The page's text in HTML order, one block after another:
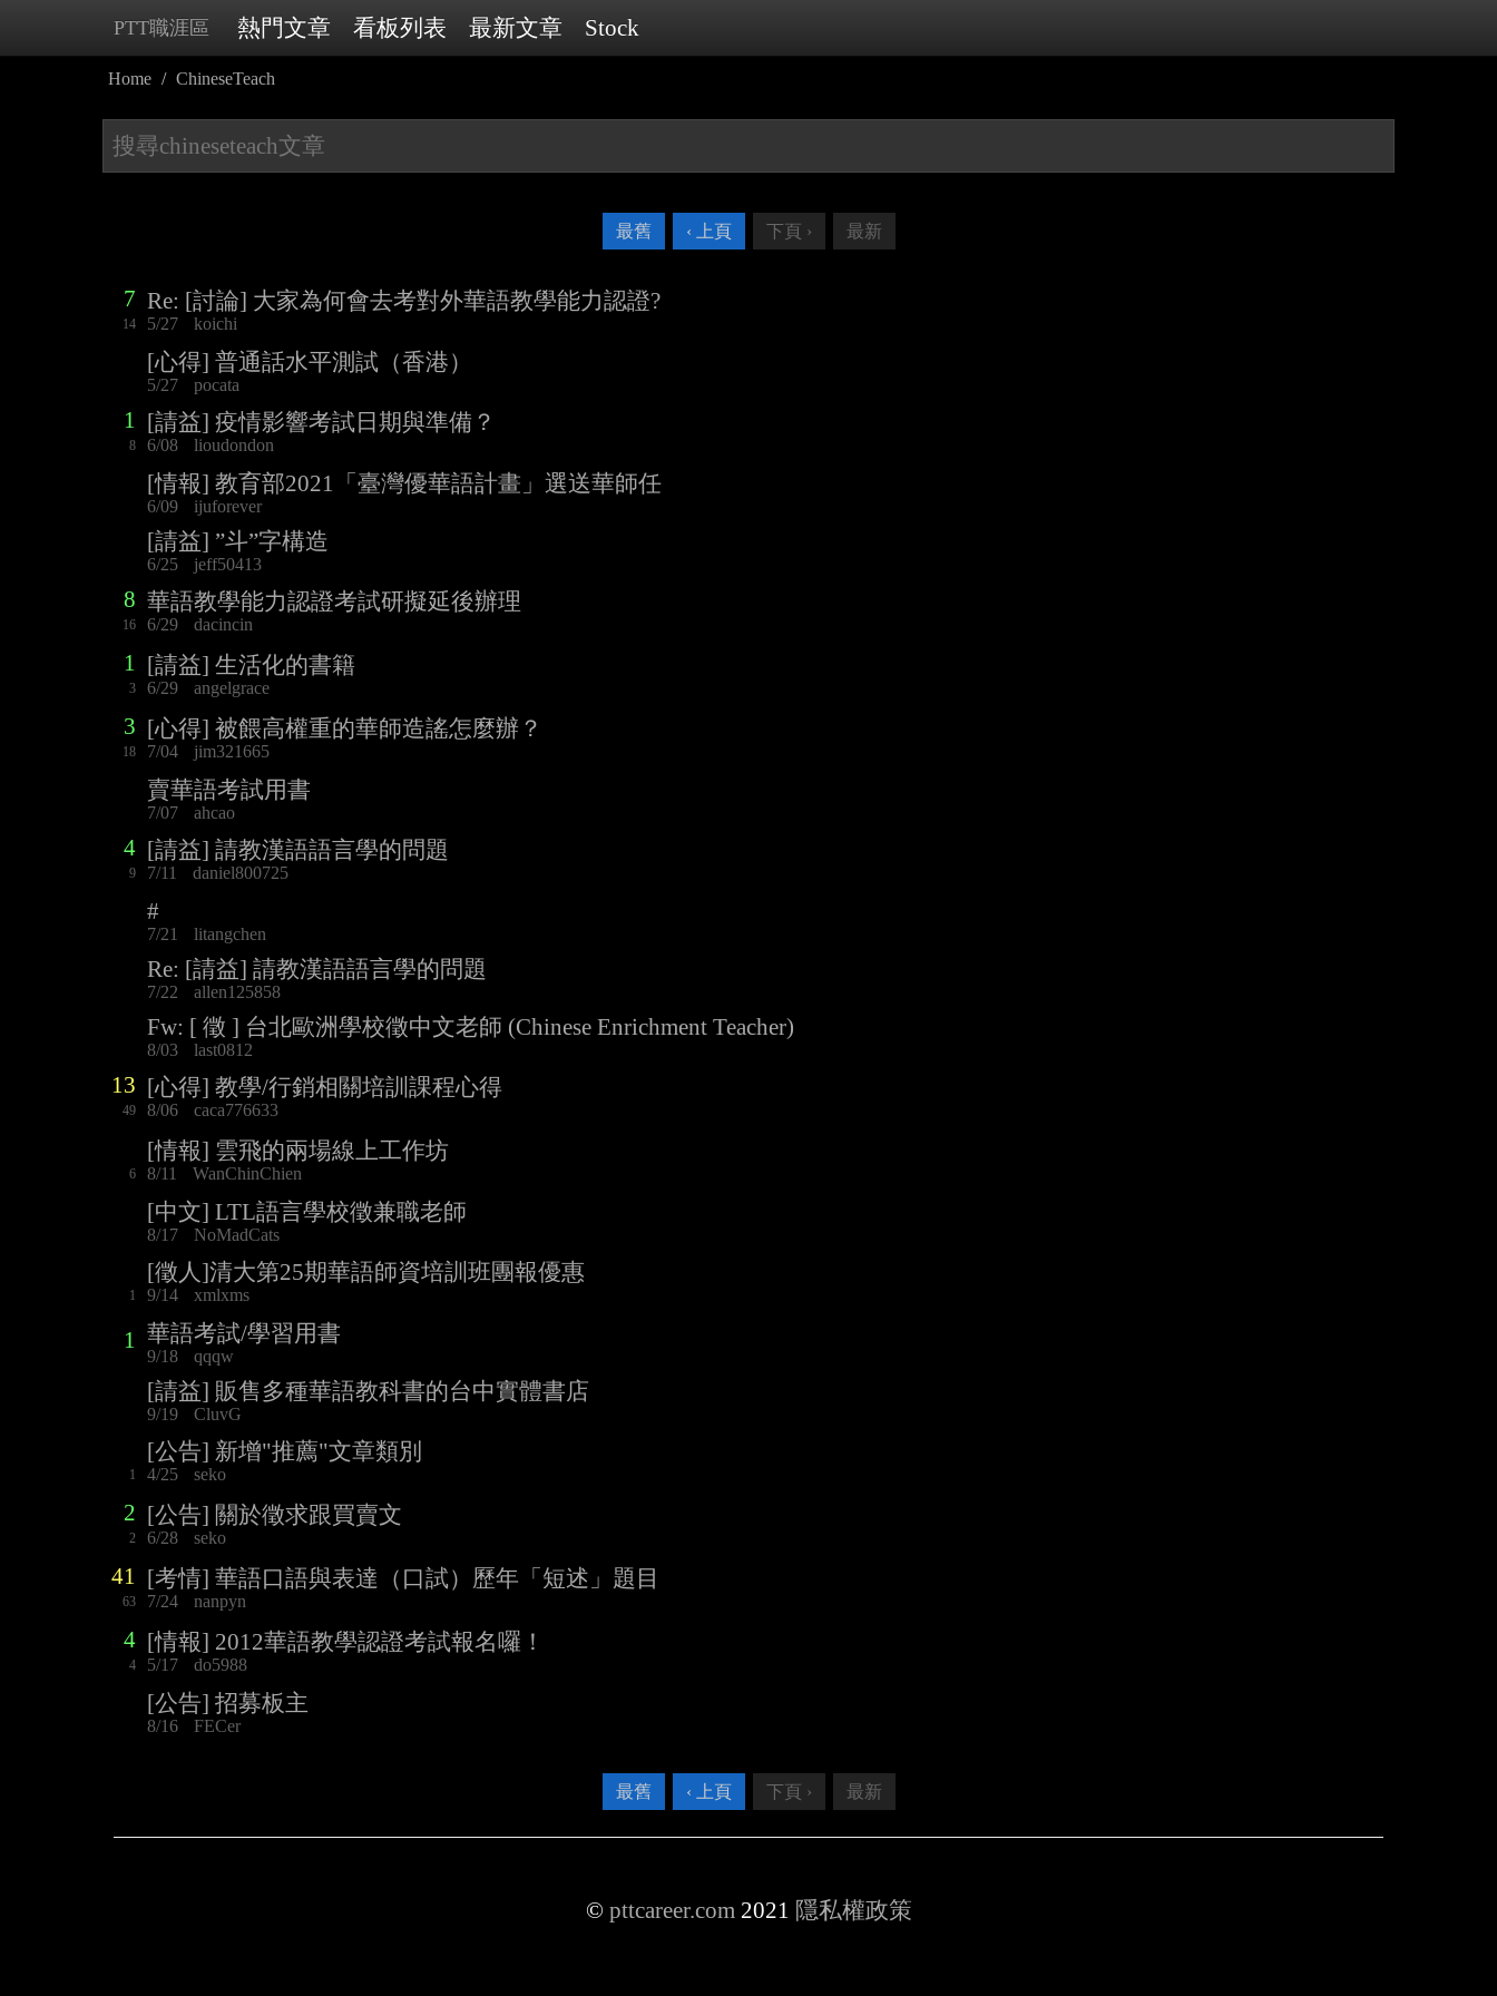
PTT職涯區 熱門文章 看板列表 最新文章 Stock
Home ChineseTeach
最舊 ‹ 上頁 下頁 › 最新
7
14
Re: [討論] 大家為何會去考對外華語教學能力認證?
5/27 koichi
[心得] 普通話水平測試（香港）
5/27 pocata
1
8
[請益] 疫情影響考試日期與準備？
6/08 lioudondon
[情報] 教育部2021「臺灣優華語計畫」選送華師任
6/09 ijuforever
[請益] ”斗”字構造
6/25 jeff50413
8
16
華語教學能力認證考試研擬延後辦理
6/29 dacincin
1
3
[請益] 生活化的書籍
6/29 angelgrace
3
18
[心得] 被餵高權重的華師造謠怎麼辦？
7/04 jim321665
賣華語考試用書
7/07 ahcao
4
9
[請益] 請教漢語語言學的問題
7/11 daniel800725
#
7/21 litangchen
Re: [請益] 請教漢語語言學的問題
7/22 allen125858
Fw: [ 徵 ] 台北歐洲學校徵中文老師 (Chinese Enrichment Teacher)
8/03 last0812
13
49
[心得] 教學/行銷相關培訓課程心得
8/06 caca776633
6
[情報] 雲飛的兩場線上工作坊
8/11 WanChinChien
[中文] LTL語言學校徵兼職老師
8/17 NoMadCats
1
[徵人]清大第25期華語師資培訓班團報優惠
9/14 xmlxms
1 華語考試/學習用書
9/18 qqqw
[請益] 販售多種華語教科書的台中實體書店
9/19 CluvG
1
[公告] 新增"推薦"文章類別
4/25 seko
2
2
[公告] 關於徵求跟買賣文
6/28 seko
41
63
[考情] 華語口語與表達（口試）歷年「短述」題目
7/24 nanpyn
4
4
[情報] 2012華語教學認證考試報名囉！
5/17 do5988
[公告] 招募板主
8/16 FECer
最舊 ‹ 上頁 下頁 › 最新
© pttcareer.com 2021 隱私權政策